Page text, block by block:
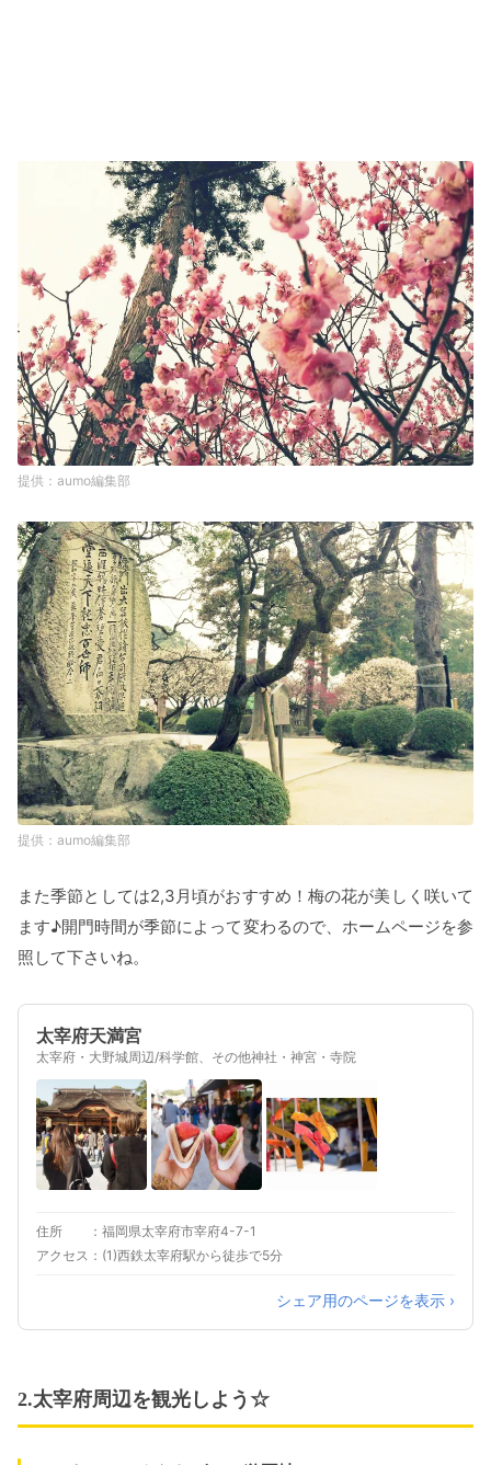
aumo編集部
aumo編集部
また季節としては2,3月頃がおすすめ！梅の花が美しく咲いて
ます♪開門時間が季節によって変わるので、ホームページを参
照して下さいね。
太宰府天満宮
太宰府・大野城周辺/科学館、その他神社・神宮・寺院
住所
福岡県太宰府市宰府4-7-1
アクセス
(1)西鉄太宰府駅から徒歩で5分
シェア用のページを表示 ›
2.太宰府周辺を観光しよう☆